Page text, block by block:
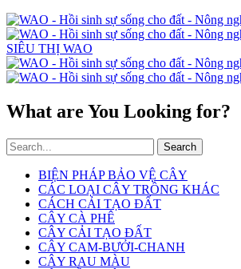
SIÊU THỊ WAO
What are You Looking for?
Search
BIỆN PHÁP BẢO VỆ CÂY
CÁC LOẠI CÂY TRỒNG KHÁC
CÁCH CẢI TẠO ĐẤT
CÂY CÀ PHÊ
CÂY CẢI TẠO ĐẤT
CÂY CAM-BƯỞI-CHANH
CÂY RAU MÀU